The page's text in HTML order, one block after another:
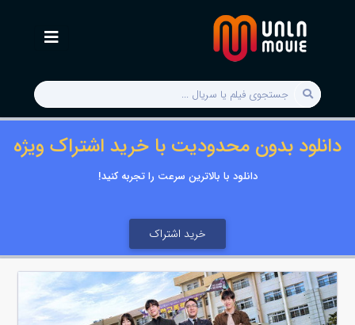
دانلود بدون محدودیت با خرید اشتراک ویژه
دانلود با بالاترین سرعت را تجربه کنید!
خرید اشتراک